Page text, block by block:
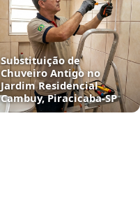
Substituição de
Chuveiro Antigo no
Jardim Residencial
Cambuy, Piracicaba‑SP